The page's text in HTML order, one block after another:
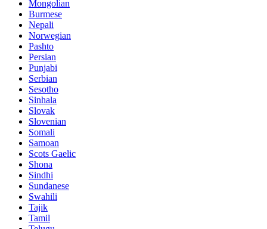
Mongolian
Burmese
Nepali
Norwegian
Pashto
Persian
Punjabi
Serbian
Sesotho
Sinhala
Slovak
Slovenian
Somali
Samoan
Scots Gaelic
Shona
Sindhi
Sundanese
Swahili
Tajik
Tamil